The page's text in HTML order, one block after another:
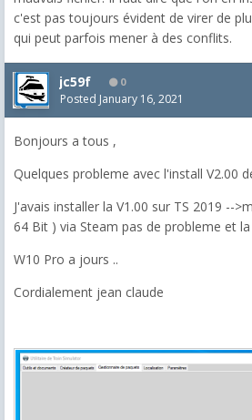
c'est pas toujours évident de virer de
qui peut parfois mener à des conflits.
jc59f 0
Posted January 16, 2021
Bonjours a tous ,
Quelques probleme avec l'install V2.00
J'avais installer la V1.00 sur TS 2019 --
64 Bit ) via Steam pas de probleme et la
W10 Pro a jours ..
Cordialement jean claude